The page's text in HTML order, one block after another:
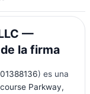
—
la firma
) es una
Parkway,